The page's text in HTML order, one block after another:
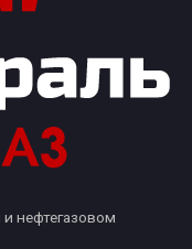
нефтегазовом